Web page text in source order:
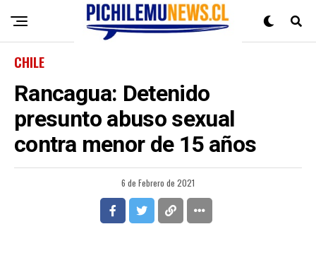
CHILE
Rancagua: Detenido
presunto abuso sexual
contra menor de 15 años
6 de Febrero de 2021